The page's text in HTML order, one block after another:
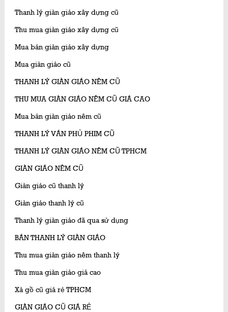
Thanh lý giàn giáo xây dựng cũ
Thu mua giàn giáo xây dựng cũ
Mua bán giàn giáo xây dựng
Mua giàn giáo cũ
THANH LÝ GIÀN GIÁO NÊM CŨ
THU MUA GIÀN GIÁO NÊM CŨ GIÁ CAO
Mua bán giàn giáo nêm cũ
THANH LÝ VÁN PHỦ PHIM CŨ
THANH LÝ GIÀN GIÁO NÊM CŨ TPHCM
GIÀN GIÁO NÊM CŨ
Giàn giáo cũ thanh lý
Giàn giáo thanh lý cũ
Thanh lý giàn giáo đã qua sử dụng
BÁN THANH LÝ GIÀN GIÁO
Thu mua giàn giáo nêm thanh lý
Thu mua giàn giáo giá cao
Xà gồ cũ giá rẻ TPHCM
GIÀN GIÁO CŨ GIÁ RẺ